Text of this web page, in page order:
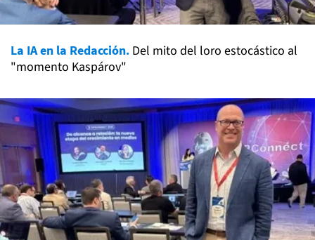
La IA en la Redacción. Del mito del loro estocástico al
"momento Kaspárov"